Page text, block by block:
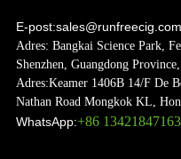
E-post:sales@runfreecig.com
Adres: Bangkai Science Park,
Shenzhen, Guangdong
Adres:Keamer 1406B 14/F De
Nathan Road Mongkok KL,
WhatsApp:+86 13421847163